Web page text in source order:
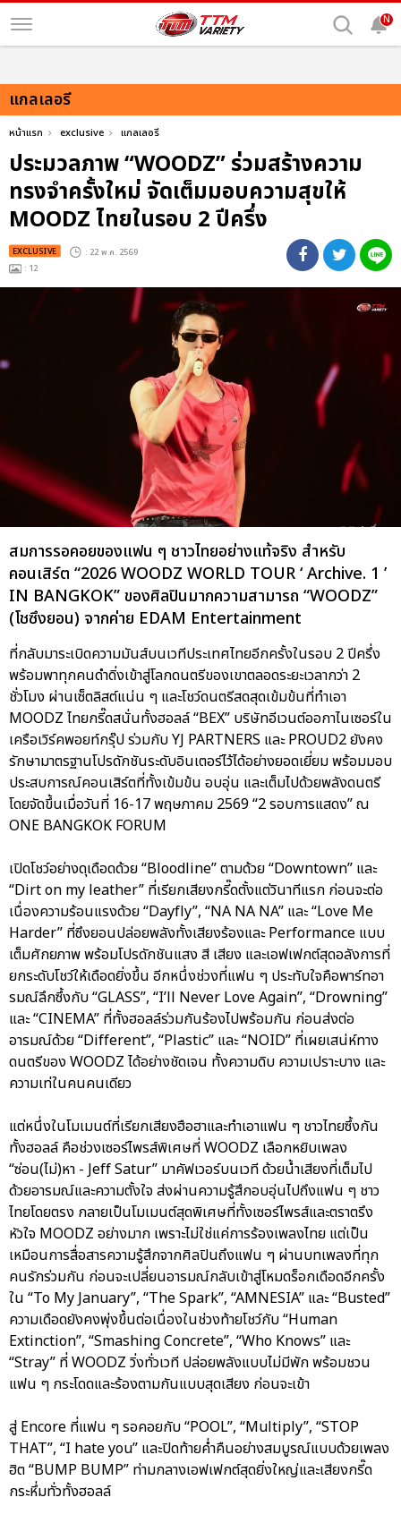
N
แกลเลอรี
หน้าแรก exclusive แกลเลอรี
ประมวลภาพ “WOODZ” ร่วมสร้างความ
ทรงจำครั้งใหม่ จัดเต็มมอบความสุขให้
MOODZ ไทยในรอบ 2 ปีครึ่ง
EXCLUSIVE : 22 พ.ค. 2569
: 12
สมการรอคอยของแฟน ๆ ชาวไทยอย่างแท้จริง สำหรับ
คอนเสิร์ต “2026 WOODZ WORLD TOUR ‘ Archive. 1 ’
IN BANGKOK” ของศิลปินมากความสามารถ “WOODZ”
(โชซึงยอน) จากค่าย EDAM Entertainment
ที่กลับมาระเบิดความมันส์บนเวทีประเทศไทยอีกครั้งในรอบ 2 ปีครึ่ง
พร้อมพาทุกคนดำดิ่งเข้าสู่โลกดนตรีของเขาตลอดระยะเวลากว่า 2
ชั่วโมง ผ่านเซ็ตลิสต์แน่น ๆ และโชว์ดนตรีสดสุดเข้มข้นที่ทำเอา
MOODZ ไทยกรี๊ดสนั่นทั้งฮอลล์ “BEX” บริษัทอีเวนต์ออกาไนเซอร์ใน
เครือเวิร์คพอยท์กรุ๊ป ร่วมกับ YJ PARTNERS และ PROUD2 ยังคง
รักษามาตรฐานโปรดักชันระดับอินเตอร์ไว้ได้อย่างยอดเยี่ยม พร้อมมอบ
ประสบการณ์คอนเสิร์ตที่ทั้งเข้มข้น อบอุ่น และเต็มไปด้วยพลังดนตรี
โดยจัดขึ้นเมื่อวันที่ 16-17 พฤษภาคม 2569 “2 รอบการแสดง” ณ
ONE BANGKOK FORUM
เปิดโชว์อย่างดุเดือดด้วย “Bloodline” ตามด้วย “Downtown” และ
“Dirt on my leather” ที่เรียกเสียงกรี๊ดตั้งแต่วินาทีแรก ก่อนจะต่อ
เนื่องความร้อนแรงด้วย “Dayfly”, “NA NA NA” และ “Love Me
Harder” ที่ซึงยอนปล่อยพลังทั้งเสียงร้องและ Performance แบบ
เต็มศักยภาพ พร้อมโปรดักชันแสง สี เสียง และเอฟเฟกต์สุดอลังการที่
ยกระดับโชว์ให้เดือดยิ่งขึ้น อีกหนึ่งช่วงที่แฟน ๆ ประทับใจคือพาร์ทอา
รมณ์ลึกซึ้งกับ “GLASS”, “I’ll Never Love Again”, “Drowning”
และ “CINEMA” ที่ทั้งฮอลล์ร่วมกันร้องไปพร้อมกัน ก่อนส่งต่อ
อารมณ์ด้วย “Different”, “Plastic” และ “NOID” ที่เผยเสน่ห์ทาง
ดนตรีของ WOODZ ได้อย่างชัดเจน ทั้งความดิบ ความเปราะบาง และ
ความเท่ในคนคนเดียว
แต่หนึ่งในโมเมนต์ที่เรียกเสียงฮือฮาและทำเอาแฟน ๆ ชาวไทยซึ้งกัน
ทั้งฮอลล์ คือช่วงเซอร์ไพรส์พิเศษที่ WOODZ เลือกหยิบเพลง
“ซ่อน(ไม่)หา - Jeff Satur” มาคัฟเวอร์บนเวที ด้วยน้ำเสียงที่เต็มไป
ด้วยอารมณ์และความตั้งใจ ส่งผ่านความรู้สึกอบอุ่นไปถึงแฟน ๆ ชาว
ไทยโดยตรง กลายเป็นโมเมนต์สุดพิเศษที่ทั้งเซอร์ไพรส์และตราตรึง
หัวใจ MOODZ อย่างมาก เพราะไม่ใช่แค่การร้องเพลงไทย แต่เป็น
เหมือนการสื่อสารความรู้สึกจากศิลปินถึงแฟน ๆ ผ่านบทเพลงที่ทุก
คนรักร่วมกัน ก่อนจะเปลี่ยนอารมณ์กลับเข้าสู่โหมดร็อกเดือดอีกครั้ง
ใน “To My January”, “The Spark”, “AMNESIA” และ “Busted”
ความเดือดยังคงพุ่งขึ้นต่อเนื่องในช่วงท้ายโชว์กับ “Human
Extinction”, “Smashing Concrete”, “Who Knows” และ
“Stray” ที่ WOODZ วิ่งทั่วเวที ปล่อยพลังแบบไม่มีพัก พร้อมชวน
แฟน ๆ กระโดดและร้องตามกันแบบสุดเสียง ก่อนจะเข้า
สู่ Encore ที่แฟน ๆ รอคอยกับ “POOL”, “Multiply”, “STOP
THAT”, “I hate you” และปิดท้ายค่ำคืนอย่างสมบูรณ์แบบด้วยเพลง
ฮิต “BUMP BUMP” ท่ามกลางเอฟเฟกต์สุดยิ่งใหญ่และเสียงกรี๊ด
กระหึ่มทั่วทั้งฮอลล์